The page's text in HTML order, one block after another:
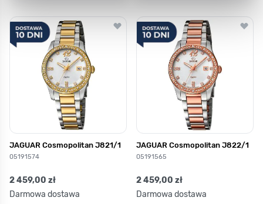
JAGUAR Cosmopolitan J821/1
05191574
2 459,00 zł
Darmowa dostawa
JAGUAR Cosmopolitan J822/1
05191565
2 459,00 zł
Darmowa dostawa